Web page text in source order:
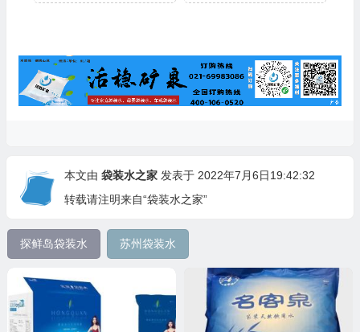
本文由 袋装水之家发表于 2022年7月6日19:42:32
转载请注明来自“袋装水之家”
探鲜岛袋装水 苏州袋装水